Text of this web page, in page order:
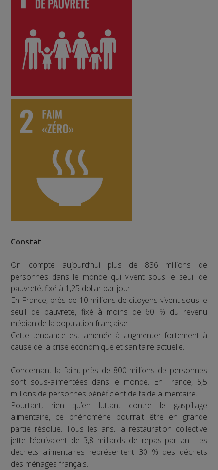
Constat
On compte aujourd’hui plus de 836 millions de
personnes dans le monde qui vivent sous le seuil de
pauvreté, fixé à 1,25 dollar par jour.
En France, près de 10 millions de citoyens vivent sous le
seuil de pauvreté, fixé à moins de 60 % du revenu
médian de la population française.
Cette tendance est amenée à augmenter fortement à
cause de la crise économique et sanitaire actuelle.
Concernant la faim, près de 800 millions de personnes
sont sous-alimentées dans le monde. En France, 5,5
millions de personnes bénéficient de l’aide alimentaire.
Pourtant, rien qu’en luttant contre le gaspillage
alimentaire, ce phénomène pourrait être en grande
partie résolue. Tous les ans, la restauration collective
jette l’équivalent de 3,8 milliards de repas par an. Les
déchets alimentaires représentent 30 % des déchets
des ménages français.